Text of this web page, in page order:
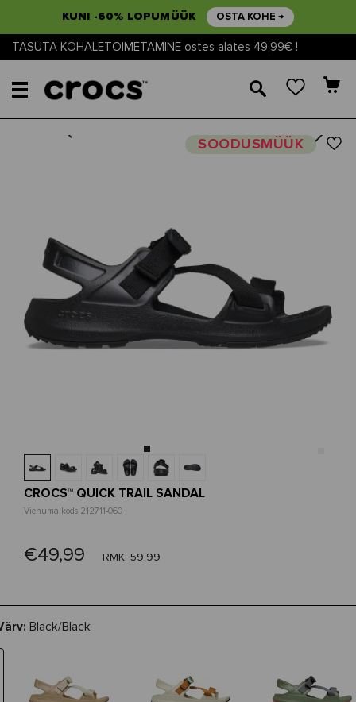
KUNI -60% LOPUMÜÜK OSTA KOHE →
TASUTA KOHALETOIMETAMINE ostes alates 49,99€ !
🔎
SOODUSMÜÜKNext
CROCS™ QUICK TRAIL SANDAL
Vienuma kods 212711-060
€49,99 RMK: 59.99
Black/Black